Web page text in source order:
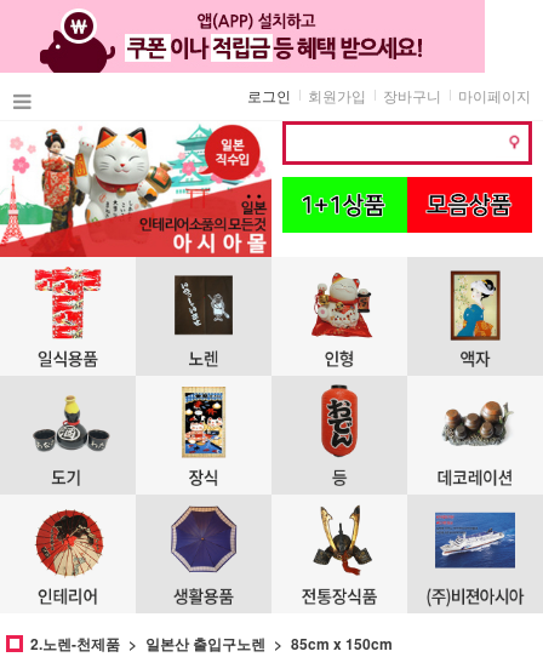
마이페이지
장바구니
회원가입
로그인
2.노렌-천제품 일본산 출입구노렌 85cm x 150cm